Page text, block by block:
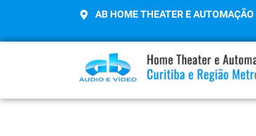
AB HOME THEATER E AUTOMAÇÃO